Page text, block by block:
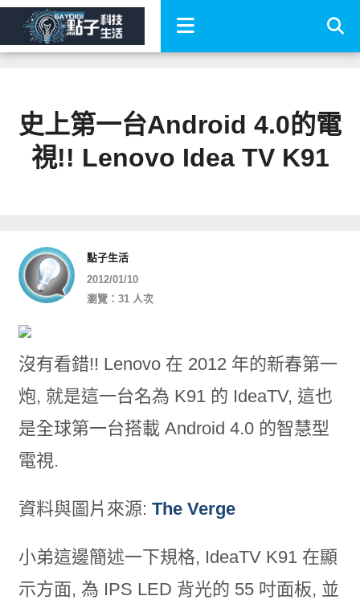
史上第一台Android 4.0的電
視!! Lenovo Idea TV K91
點子生活
2012/01/10
瀏覽：31 人次
沒有看錯!! Lenovo 在 2012 年的新春第一
炮, 就是這一台名為 K91 的 IdeaTV, 這也
是全球第一台搭載 Android 4.0 的智慧型
電視.
資料與圖片來源: The Verge
小弟這邊簡述一下規格, IdeaTV K91 在顯
示方面, 為 IPS LED 背光的 55 吋面板, 並